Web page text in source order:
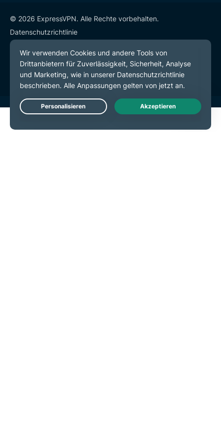
© 2026 ExpressVPN. Alle Rechte vorbehalten.
Datenschutzrichtlinie
Servicebedingungen
Cookie-Einstellungen
Live Chat